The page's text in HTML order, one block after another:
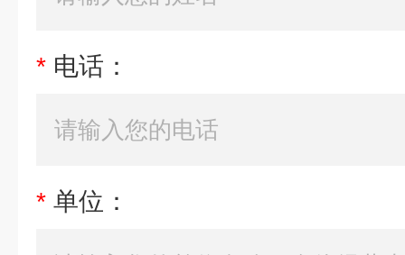
* 电话：
* 单位：